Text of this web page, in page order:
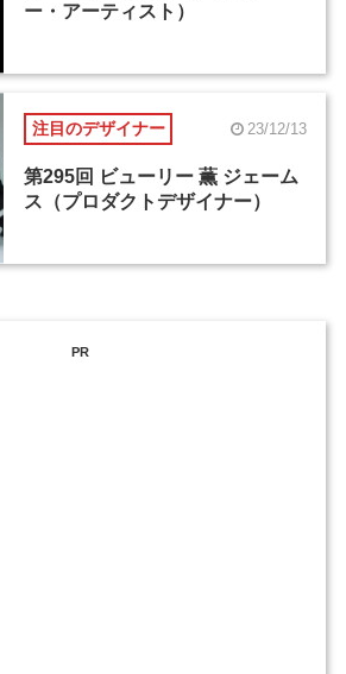
ー・アーティスト）
注目のデザイナー 23/12/13
第295回 ビューリー 薫 ジェーム
ス（プロダクトデザイナー）
PR